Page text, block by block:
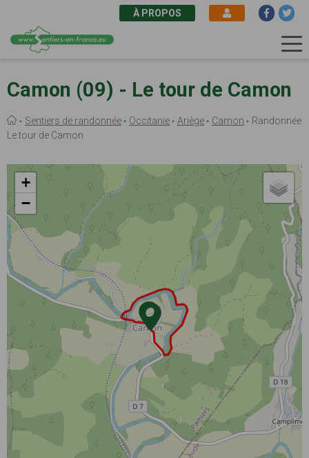
au
contenu
À PROPOS
Camon (09) - Le tour de Camon
Fil
d'Ariane
Sentiers de randonnée Occitanie Ariège Camon
Randonnée
Le tour de Camon
+
−